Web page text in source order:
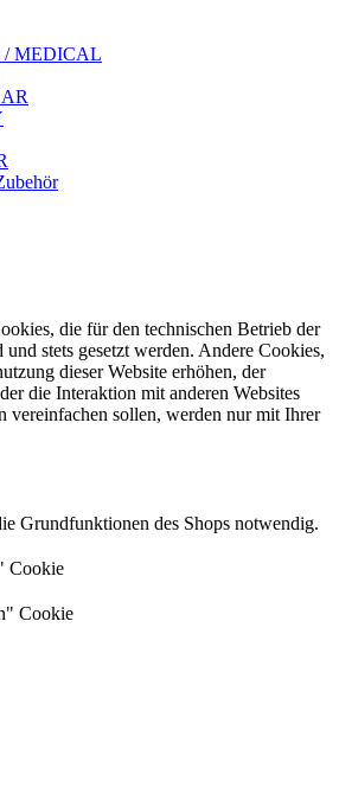
/ MEDICAL
die für den technischen Betrieb der
stets gesetzt werden. Andere Cookies,
dieser Website erhöhen, der
die Interaktion mit anderen Websites
vereinfachen sollen, werden nur mit Ihrer
Grundfunktionen des Shops notwendig.
Cookie
Cookie